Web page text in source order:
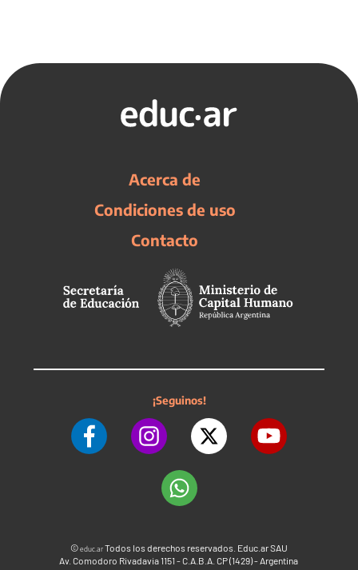
Acerca de
Condiciones de uso
Contacto
¡Seguinos!
©educ.arTodos los derechos reservados. Educ.ar SAU
Av. Comodoro Rivadavia 1151 - C.A.B.A. CP (1429) - Argentina